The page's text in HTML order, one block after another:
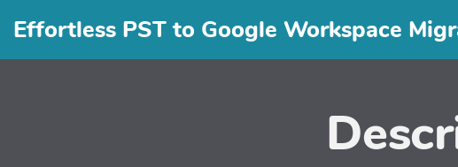
Effortless PST to Google Workspace